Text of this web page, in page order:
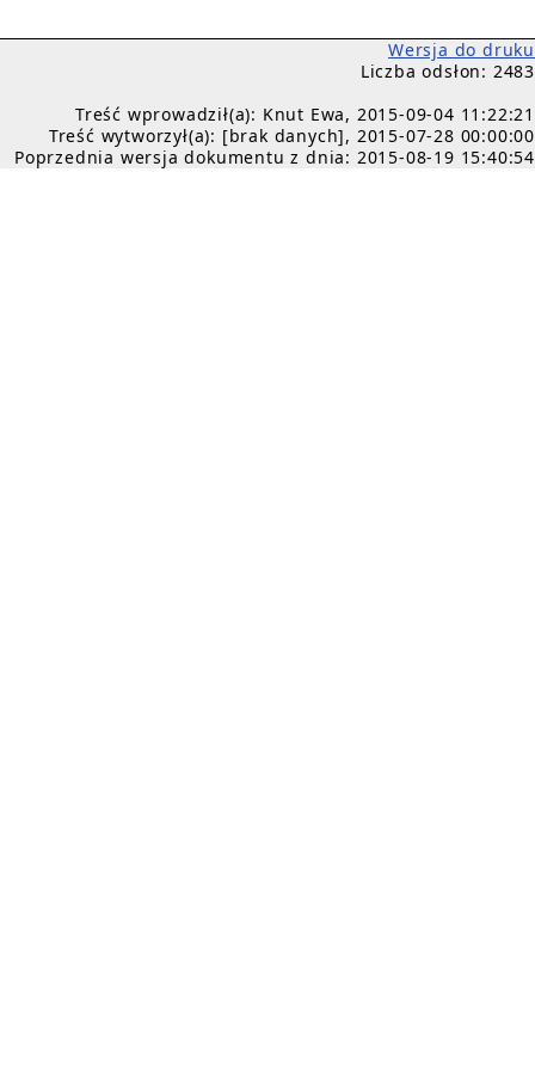
Wersja do druku
Liczba odsłon: 2483
Treść wprowadził(a): Knut Ewa, 2015-09-04 11:22:21
Treść wytworzył(a): [brak danych], 2015-07-28 00:00:00
Poprzednia wersja dokumentu z dnia: 2015-08-19 15:40:54